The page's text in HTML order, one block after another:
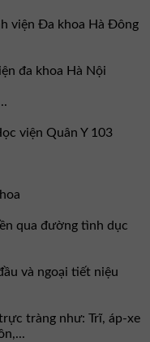
viện Đa khoa Hà Đông
đa khoa Hà Nội
viện Quân Y 103
qua đường tình dục
và ngoại tiết niệu
tràng như: Trĩ, áp-xe